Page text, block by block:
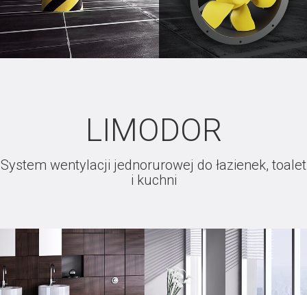
LIMODOR
System wentylacji jednorurowej do łazienek, toalet
i kuchni